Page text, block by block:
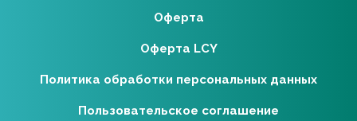
Оферта
Оферта LCY
Политика обработки персональных данных
Пользовательское соглашение